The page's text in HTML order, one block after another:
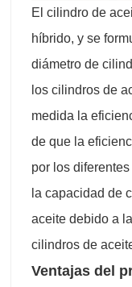
El cilindro de
híbrido, y se
diámetro de
los cilindros de
medida la
de que la
por los
la capacidad de
aceite debido a
cilindros de
Ventajas del